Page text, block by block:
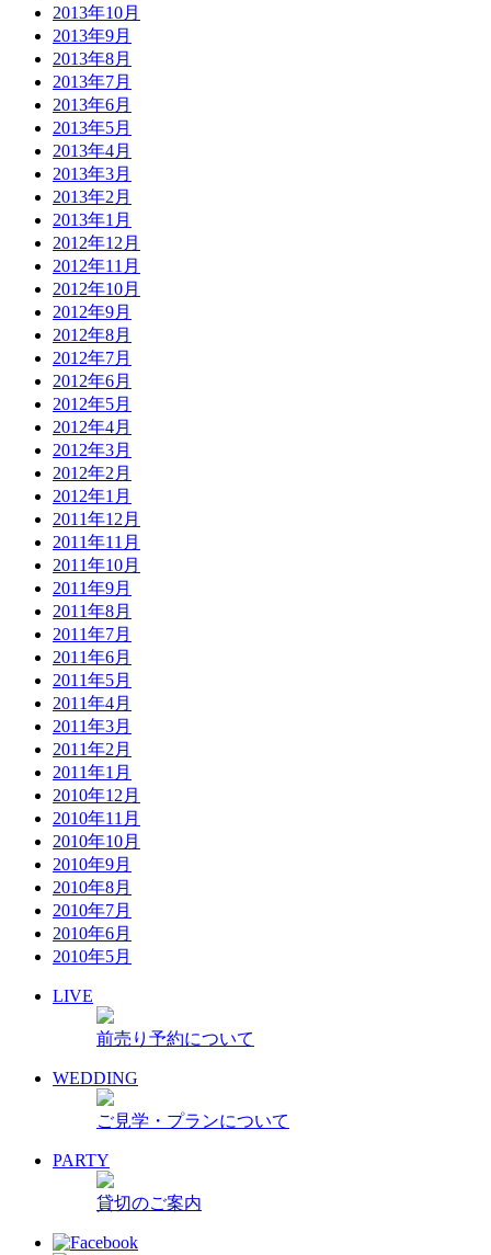
2013年10月
2013年9月
2013年8月
2013年7月
2013年6月
2013年5月
2013年4月
2013年3月
2013年2月
2013年1月
2012年12月
2012年11月
2012年10月
2012年9月
2012年8月
2012年7月
2012年6月
2012年5月
2012年4月
2012年3月
2012年2月
2012年1月
2011年12月
2011年11月
2011年10月
2011年9月
2011年8月
2011年7月
2011年6月
2011年5月
2011年4月
2011年3月
2011年2月
2011年1月
2010年12月
2010年11月
2010年10月
2010年9月
2010年8月
2010年7月
2010年6月
2010年5月
LIVE
前売り予約について
WEDDING
ご見学・プランについて
PARTY
貸切のご案内